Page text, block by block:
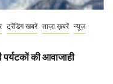
ट्रेंडिंग खबरें ताज़ा ख़बरें न्यूज़
की आवाजाही